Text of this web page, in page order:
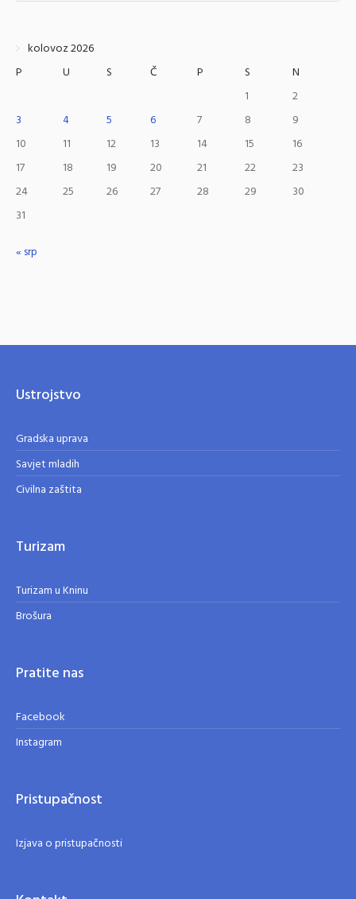
kolovoz 2026
P
U S Č P S
N
1
2
3
4 5 6 7 8
9
10
11 12 13 14 15
16
17
18 19 20 21 22
23
24
25 26 27 28 29
30
31
« srp
Ustrojstvo
Gradska uprava
Savjet mladih
Civilna zaštita
Turizam
Turizam u Kninu
Brošura
Pratite nas
Facebook
Instagram
Pristupačnost
Izjava o pristupačnosti